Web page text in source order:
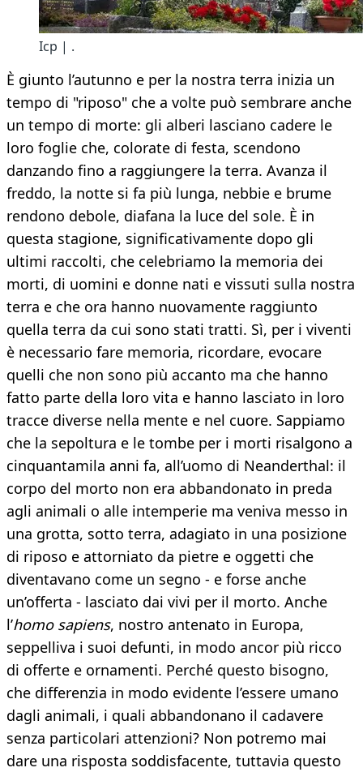
Icp | .
È giunto l’autunno e per la nostra terra inizia un
tempo di "riposo" che a volte può sembrare anche
un tempo di morte: gli alberi lasciano cadere le
loro foglie che, colorate di festa, scendono
danzando fino a raggiungere la terra. Avanza il
freddo, la notte si fa più lunga, nebbie e brume
rendono debole, diafana la luce del sole. È in
questa stagione, significativamente dopo gli
ultimi raccolti, che celebriamo la memoria dei
morti, di uomini e donne nati e vissuti sulla nostra
terra e che ora hanno nuovamente raggiunto
quella terra da cui sono stati tratti. Sì, per i viventi
è necessario fare memoria, ricordare, evocare
quelli che non sono più accanto ma che hanno
fatto parte della loro vita e hanno lasciato in loro
tracce diverse nella mente e nel cuore. Sappiamo
che la sepoltura e le tombe per i morti risalgono a
cinquantamila anni fa, all’uomo di Neanderthal: il
corpo del morto non era abbandonato in preda
agli animali o alle intemperie ma veniva messo in
una grotta, sotto terra, adagiato in una posizione
di riposo e attorniato da pietre e oggetti che
diventavano come un segno - e forse anche
un’offerta - lasciato dai vivi per il morto. Anche
l’homo sapiens, nostro antenato in Europa,
seppelliva i suoi defunti, in modo ancor più ricco
di offerte e ornamenti. Perché questo bisogno,
che differenzia in modo evidente l’essere umano
dagli animali, i quali abbandonano il cadavere
senza particolari attenzioni? Non potremo mai
dare una risposta soddisfacente, tuttavia questo